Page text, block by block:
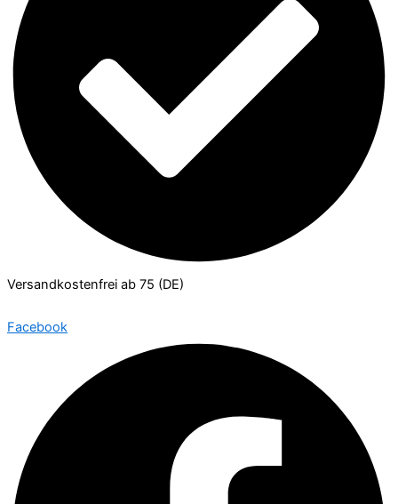
Versandkostenfrei ab 75 (DE)
Facebook